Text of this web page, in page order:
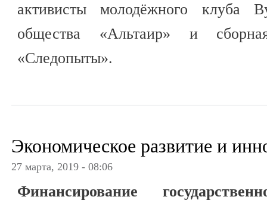
активисты молодёжного клуба
общества «Альтаир» и
«Следопыты».
Экономическое развитие и
27 марта, 2019 - 08:06
Финансирование